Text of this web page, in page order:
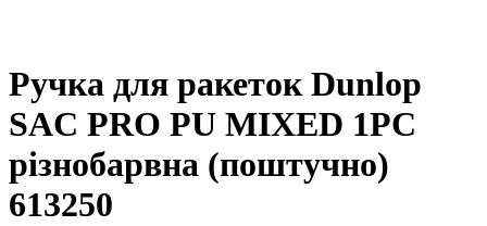
Ручка для ракеток Dunlop
SAC PRO PU MIXED 1PC
різнобарвна (поштучно)
613250